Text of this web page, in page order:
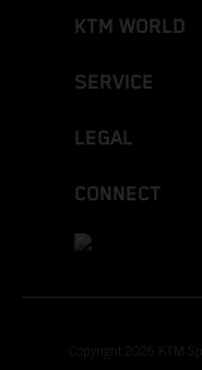
KTM WORLD
SERVICE
LEGAL
CONNECT
Copyright 2026 KTM